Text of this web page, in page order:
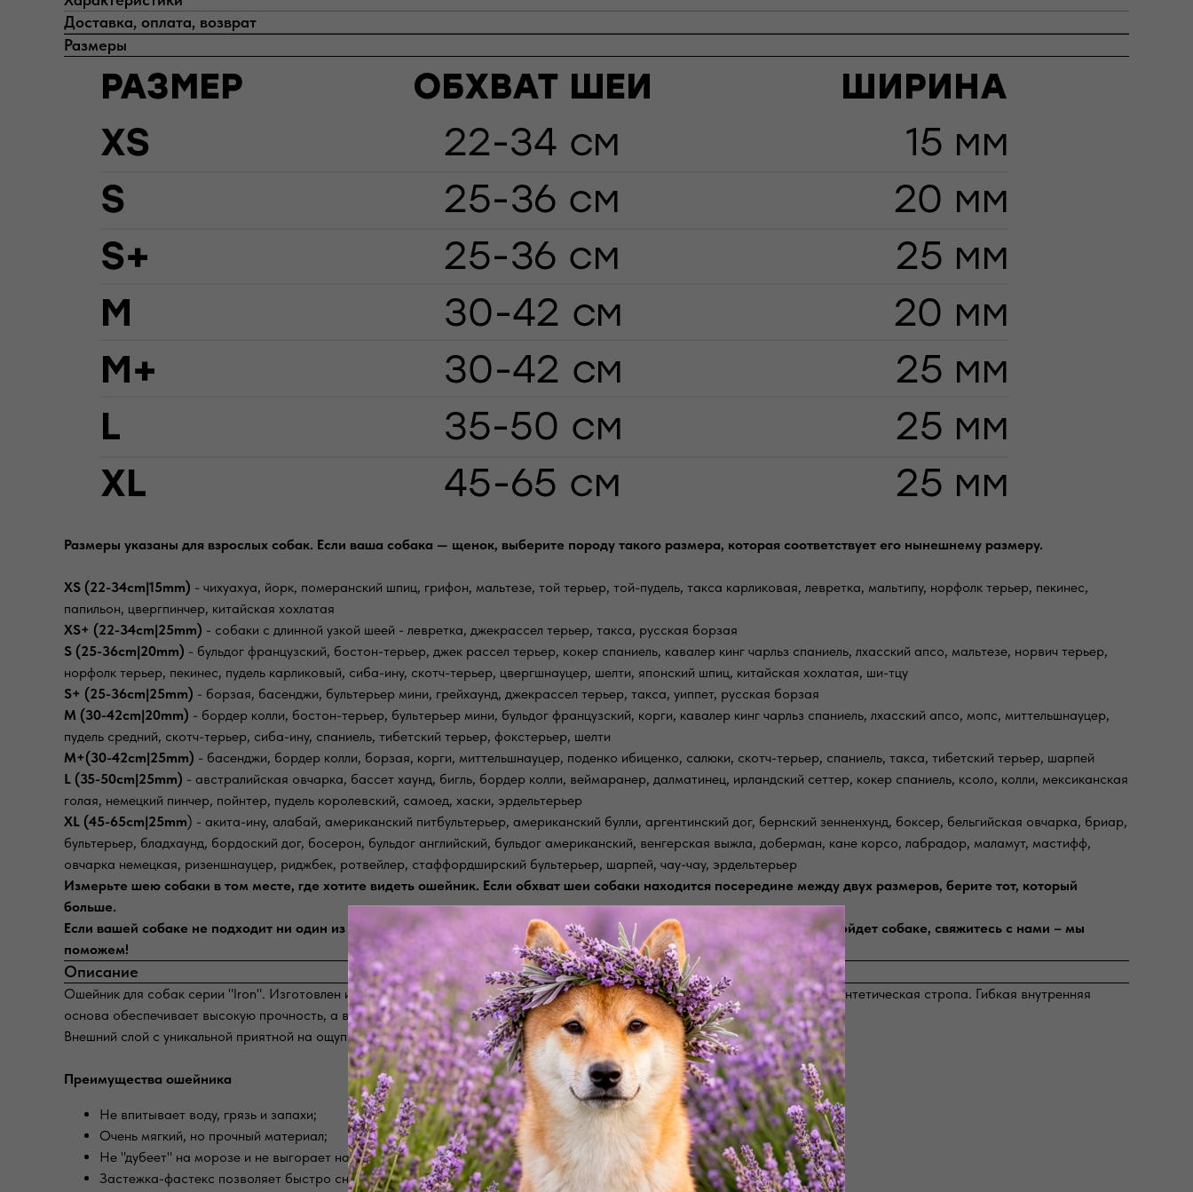
Доставка, оплата, возврат
Размеры
Размеры указаны для взрослых собак. Если ваша собака — щенок, выберите породу такого размера, которая соответствует его нынешнему размеру.
XS (22-34cm|15mm) - чихуахуа, йорк, померанский шпиц, грифон, мальтезе, той терьер, той-пудель, такса карликовая, левретка, мальтипу, норфолк терьер, пекинес,
папильон, цвергпинчер, китайская хохлатая
XS+ (22-34cm|25mm) - собаки с длинной узкой шеей - левретка, джекрассел терьер, такса, русская борзая
S (25-36cm|20mm) - бульдог французский, бостон-терьер, джек рассел терьер, кокер спаниель, кавалер кинг чарльз спаниель, лхасский апсо, мальтезе, норвич терьер,
норфолк терьер, пекинес, пудель карликовый, сиба-ину, скотч-терьер, цвергшнауцер, шелти, японский шпиц, китайская хохлатая, ши-тцу
S+ (25-36cm|25mm) - борзая, басенджи, бультерьер мини, грейхаунд, джекрассел терьер, такса, уиппет, русская борзая
M (30-42cm|20mm) - бордер колли, бостон-терьер, бультерьер мини, бульдог французский, корги, кавалер кинг чарльз спаниель, лхасский апсо, мопс, миттельшнауцер,
пудель средний, скотч-терьер, сиба-ину, спаниель, тибетский терьер, фокстерьер, шелти
M+(30-42cm|25mm) - басенджи, бордер колли, борзая, корги, миттельшнауцер, поденко ибиценко, салюки, скотч-терьер, спаниель, такса, тибетский терьер, шарпей
L (35-50cm|25mm) - австралийская овчарка, бассет хаунд, бигль, бордер колли, веймаранер, далматинец, ирландский сеттер, кокер спаниель, ксоло, колли, мексиканская
голая, немецкий пинчер, пойнтер, пудель королевский, самоед, хаски, эрдельтерьер
XL (45-65cm|25mm) - акита-ину, алабай, американский питбультерьер, американский булли, аргентинский дог, бернский зенненхунд, боксер, бельгийская овчарка, бриар,
бультерьер, бладхаунд, бордоский дог, босерон, бульдог английский, бульдог американский, венгерская выжла, доберман, кане корсо, лабрадор, маламут, мастифф,
овчарка немецкая, ризеншнауцер, риджбек, ротвейлер, стаффордширский бультерьер, шарпей, чау-чау, эрдельтерьер
Измерьте шею собаки в том месте, где хотите видеть ошейник. Если обхват шеи собаки находится посередине между двух размеров, берите тот, который
больше.
Если вашей собаке не подходит ни один из представленных размеров, или вы не до конца уверены, какой размер подойдет собаке, свяжитесь с нами – мы
поможем!
Описание
Ошейник для собак серии "Iron". Изготовлен из водостойкого биотана. BioThane – покрытая полимерной оболочкой (ПВХ) синтетическая стропа. Гибкая внутренняя
основа обеспечивает высокую прочность, а внешний прорезиненный слой – надежную защиту от воздействия воды и грязи.
Внешний слой с уникальной приятной на ощупь фактурой, препятствующей скольжению по шее собаки.
Преимущества ошейника
Не впитывает воду, грязь и запахи;⠀⠀
Очень мягкий, но прочный материал;
Не "дубеет" на морозе и не выгорает на солнце;⠀
Застежка-фастекс позволяет быстро снимать и надевать;